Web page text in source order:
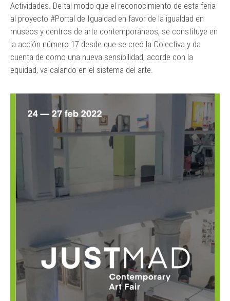
Actividades. De tal modo que el reconocimiento de esta feria
al proyecto #Portal de Igualdad en favor de la igualdad en
museos y centros de arte contemporáneos, se constituye en
la acción número 17 desde que se creó la Colectiva y da
cuenta de como una nueva sensibilidad, acorde con la
equidad, va calando en el sistema del arte.